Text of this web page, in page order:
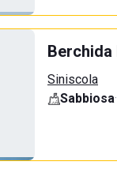
Berchida
Siniscola
Sabbiosa·